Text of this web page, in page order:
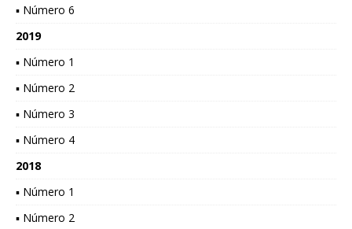
▪ Número 6
2019
▪ Número 1
▪ Número 2
▪ Número 3
▪ Número 4
2018
▪ Número 1
▪ Número 2